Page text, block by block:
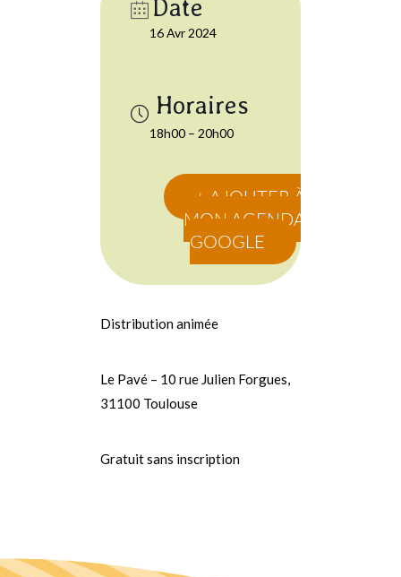
Date
16 Avr 2024
18h00 – 20h00
+ AJOUTER À
MON AGENDA
GOOGLE
Distribution animée
Le Pavé – 10 rue Julien Forgues,
31100 Toulouse
Gratuit sans inscription